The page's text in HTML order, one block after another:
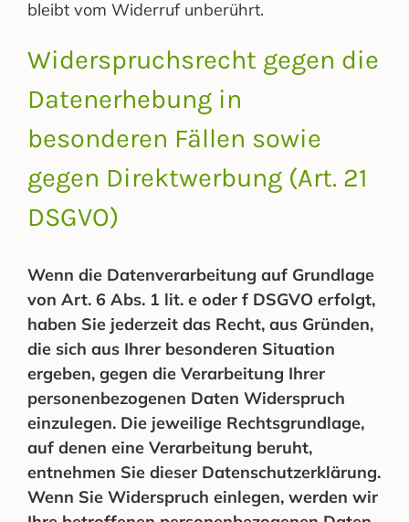
bleibt vom Widerruf unberührt.
Widerspruchsrecht gegen die
Datenerhebung in
besonderen Fällen sowie
gegen Direktwerbung (Art. 21
DSGVO)
Wenn die Datenverarbeitung auf Grundlage
von Art. 6 Abs. 1 lit. e oder f DSGVO erfolgt,
haben Sie jederzeit das Recht, aus Gründen,
die sich aus Ihrer besonderen Situation
ergeben, gegen die Verarbeitung Ihrer
personenbezogenen Daten Widerspruch
einzulegen. Die jeweilige Rechtsgrundlage,
auf denen eine Verarbeitung beruht,
entnehmen Sie dieser Datenschutzerklärung.
Wenn Sie Widerspruch einlegen, werden wir